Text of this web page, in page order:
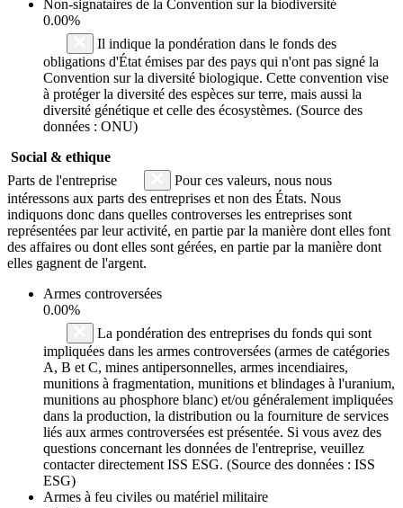
Non-signataires de la Convention sur la biodiversité
0.00%
Il indique la pondération dans le fonds des
obligations d'État émises par des pays qui n'ont pas signé la
Convention sur la diversité biologique. Cette convention vise
à protéger la diversité des espèces sur terre, mais aussi la
diversité génétique et celle des écosystèmes. (Source des
données : ONU)
Social & ethique
Parts de l'entreprise
Pour ces valeurs, nous nous
intéressons aux parts des entreprises et non des États. Nous
indiquons donc dans quelles controverses les entreprises sont
représentées par leur activité, en partie par la manière dont elles font
des affaires ou dont elles sont gérées, en partie par la manière dont
elles gagnent de l'argent.
Armes controversées
0.00%
La pondération des entreprises du fonds qui sont
impliquées dans les armes controversées (armes de catégories
A, B et C, mines antipersonnelles, armes incendiaires,
munitions à fragmentation, munitions et blindages à l'uranium,
munitions au phosphore blanc) et/ou généralement impliquées
dans la production, la distribution ou la fourniture de services
liés aux armes controversées est présentée. Si vous avez des
questions concernant les données de l'entreprise, veuillez
contacter directement ISS ESG. (Source des données : ISS
ESG)
Armes à feu civiles ou matériel militaire